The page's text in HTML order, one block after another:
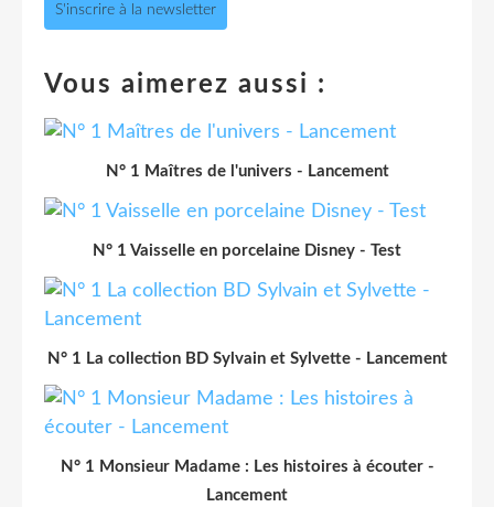
S'inscrire à la newsletter
Vous aimerez aussi :
N° 1 Maîtres de l'univers - Lancement
N° 1 Vaisselle en porcelaine Disney - Test
N° 1 La collection BD Sylvain et Sylvette - Lancement
N° 1 Monsieur Madame : Les histoires à écouter -
Lancement